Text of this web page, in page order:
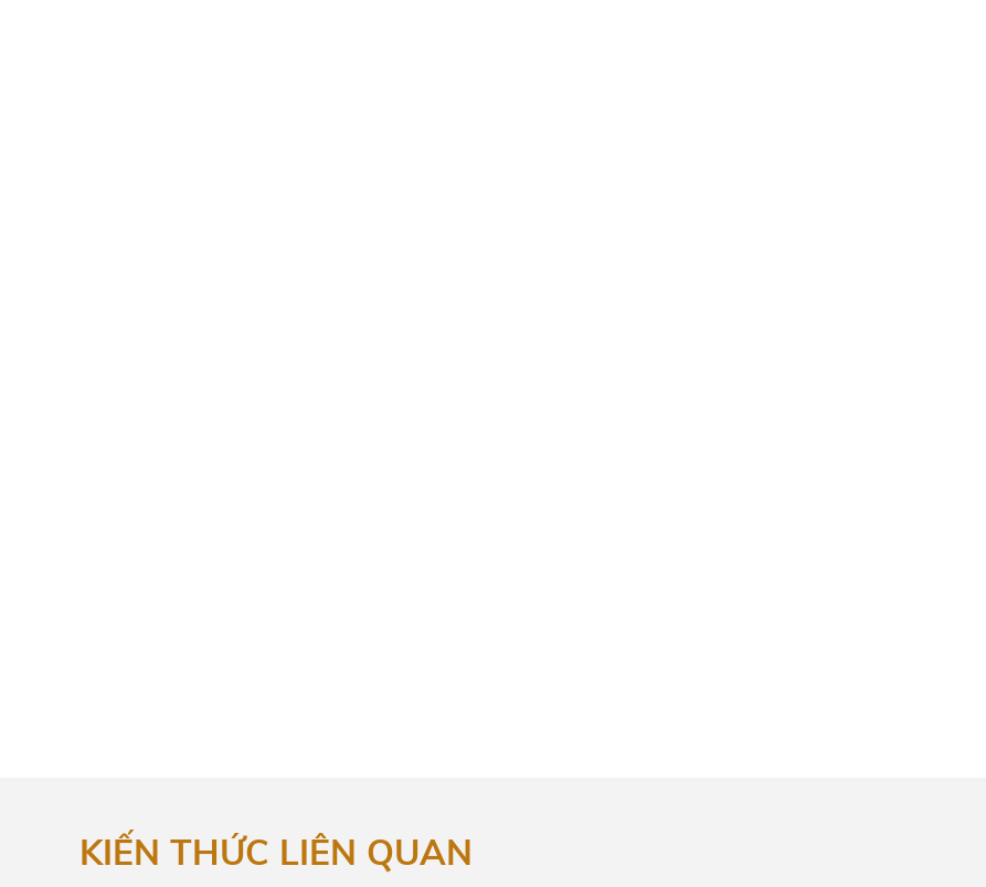
KIẾN THỨC LIÊN QUAN